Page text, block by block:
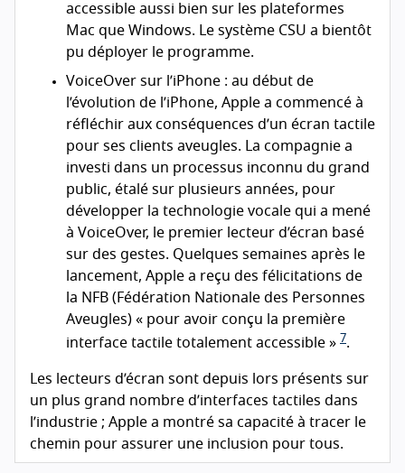
accessible aussi bien sur les plateformes
Mac que Windows. Le système CSU a bientôt
pu déployer le programme.
VoiceOver sur l’iPhone : au début de
l’évolution de l’iPhone, Apple a commencé à
réfléchir aux conséquences d’un écran tactile
pour ses clients aveugles. La compagnie a
investi dans un processus inconnu du grand
public, étalé sur plusieurs années, pour
développer la technologie vocale qui a mené
à VoiceOver, le premier lecteur d’écran basé
sur des gestes. Quelques semaines après le
lancement, Apple a reçu des félicitations de
la NFB (Fédération Nationale des Personnes
Aveugles) « pour avoir conçu la première
interface tactile totalement accessible » 7.
Les lecteurs d’écran sont depuis lors présents sur
un plus grand nombre d’interfaces tactiles dans
l’industrie ; Apple a montré sa capacité à tracer le
chemin pour assurer une inclusion pour tous.